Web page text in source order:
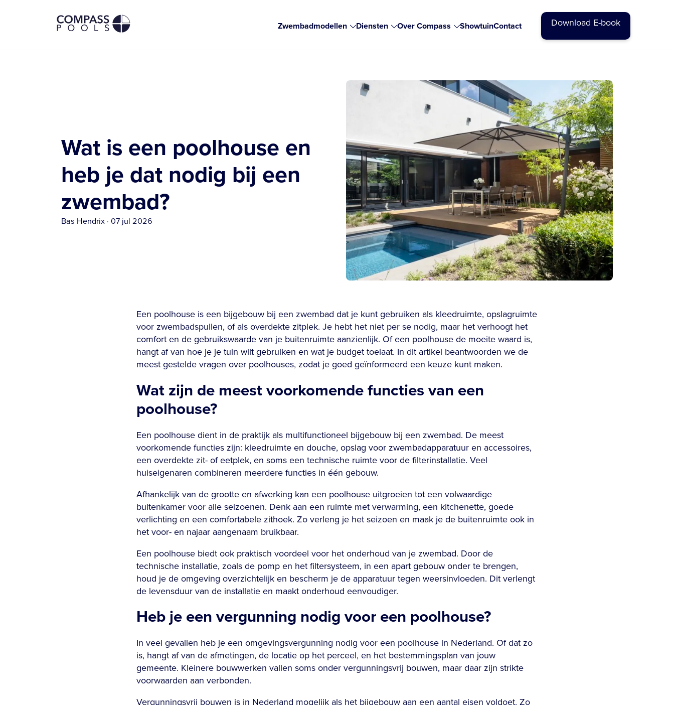
Zwembadmodellen Diensten Over Compass ShowtuinContact Download E-book
Wat is een poolhouse en
heb je dat nodig bij een
zwembad?
Bas Hendrix · 07 jul 2026
Een poolhouse is een bijgebouw bij een zwembad dat je kunt gebruiken als kleedruimte, opslagruimte
voor zwembadspullen, of als overdekte zitplek. Je hebt het niet per se nodig, maar het verhoogt het
comfort en de gebruikswaarde van je buitenruimte aanzienlijk. Of een poolhouse de moeite waard is,
hangt af van hoe je je tuin wilt gebruiken en wat je budget toelaat. In dit artikel beantwoorden we de
meest gestelde vragen over poolhouses, zodat je goed geïnformeerd een keuze kunt maken.
Wat zijn de meest voorkomende functies van een
poolhouse?
Een poolhouse dient in de praktijk als multifunctioneel bijgebouw bij een zwembad. De meest
voorkomende functies zijn: kleedruimte en douche, opslag voor zwembadapparatuur en accessoires,
een overdekte zit- of eetplek, en soms een technische ruimte voor de filterinstallatie. Veel
huiseigenaren combineren meerdere functies in één gebouw.
Afhankelijk van de grootte en afwerking kan een poolhouse uitgroeien tot een volwaardige
buitenkamer voor alle seizoenen. Denk aan een ruimte met verwarming, een kitchenette, goede
verlichting en een comfortabele zithoek. Zo verleng je het seizoen en maak je de buitenruimte ook in
het voor- en najaar aangenaam bruikbaar.
Een poolhouse biedt ook praktisch voordeel voor het onderhoud van je zwembad. Door de
technische installatie, zoals de pomp en het filtersysteem, in een apart gebouw onder te brengen,
houd je de omgeving overzichtelijk en bescherm je de apparatuur tegen weersinvloeden. Dit verlengt
de levensduur van de installatie en maakt onderhoud eenvoudiger.
Heb je een vergunning nodig voor een poolhouse?
In veel gevallen heb je een omgevingsvergunning nodig voor een poolhouse in Nederland. Of dat zo
is, hangt af van de afmetingen, de locatie op het perceel, en het bestemmingsplan van jouw
gemeente. Kleinere bouwwerken vallen soms onder vergunningsvrij bouwen, maar daar zijn strikte
voorwaarden aan verbonden.
Vergunningsvrij bouwen is in Nederland mogelijk als het bijgebouw aan een aantal eisen voldoet. Zo